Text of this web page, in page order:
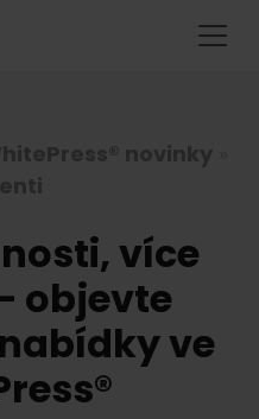
novinky
více
objevte
ve